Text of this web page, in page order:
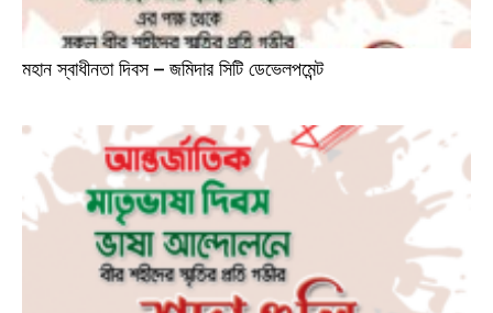
মহান স্বাধীনতা দিবস – জমিদার সিটি ডেভেলপমেন্ট